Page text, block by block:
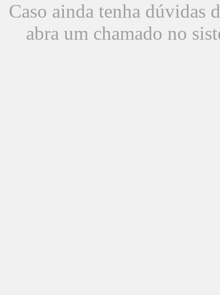
Caso ainda tenha dúvidas
abra um chamado no